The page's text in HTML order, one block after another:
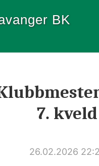
BK
7. kveld
26.02.2026